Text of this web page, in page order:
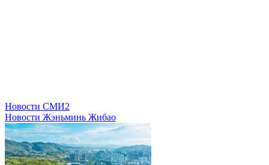
Новости СМИ2
Новости Жэньминь Жибао